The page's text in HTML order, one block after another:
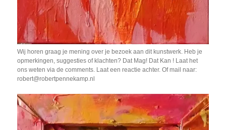
Wij horen graag je mening over je bezoek aan dit kunstwerk. Heb je
opmerkingen, suggesties of klachten? Dat Mag! Dat Kan ! Laat het
ons weten via de comments. Laat een reactie achter. Of mail naar:
robert@robertpennekamp.nl